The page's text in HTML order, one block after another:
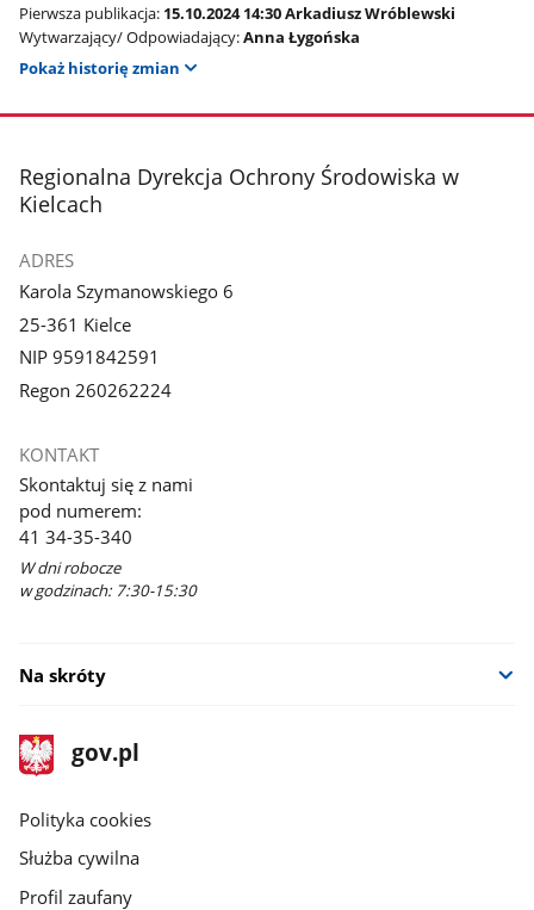
Pierwsza publikacja: 15.10.2024 14:30 Arkadiusz Wróblewski
Wytwarzający/ Odpowiadający:Anna Łygońska
Pokaż historię zmian
stopka
Regionalna Dyrekcja Ochrony Środowiska w
Kielcach
ADRES
Karola Szymanowskiego 6
25-361 Kielce
NIP 9591842591
Regon 260262224
KONTAKT
Skontaktuj się z nami
pod numerem:
41 34-35-340
W dni robocze
w godzinach: 7:30-15:30
Na skróty
stopka
gov.pl
Strona
gov.pl
gov.pl
Polityka cookies
Służba cywilna
Profil zaufany